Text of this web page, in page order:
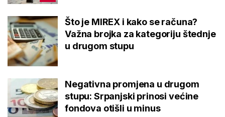
Što je MIREX i kako se računa?
Važna brojka za kategoriju štednje
u drugom stupu
Negativna promjena u drugom
stupu: Srpanjski prinosi većine
fondova otišli u minus